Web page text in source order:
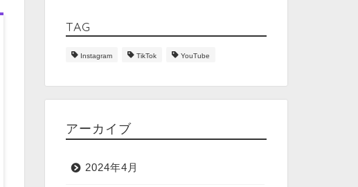
TAG
Instagram TikTok YouTube
アーカイブ
2024年4月